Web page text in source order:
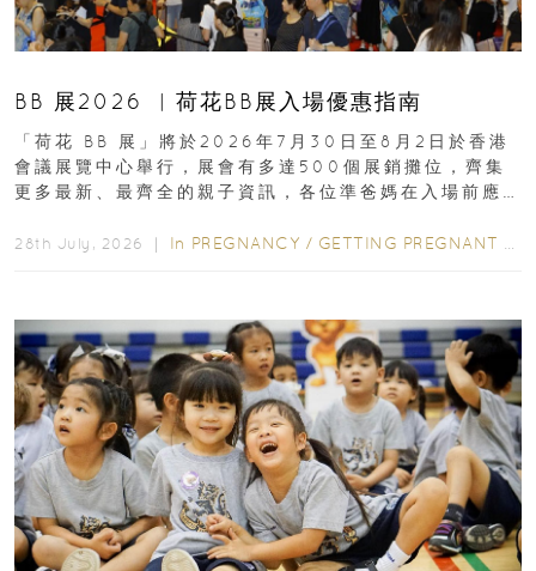
BB 展2026 ︳荷花BB展入場優惠指南
「荷花 BB 展」將於2026年7月30日至8月2日於香港
會議展覽中心舉行，展會有多達500個展銷攤位，齊集
更多最新、最齊全的親子資訊，各位準爸媽在入場前應
28th July, 2026 ｜ In PREGNANCY / GETTING PREGNANT